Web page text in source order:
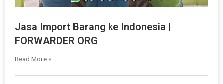
Jasa Import Barang ke Indonesia |
FORWARDER ORG
Read More »